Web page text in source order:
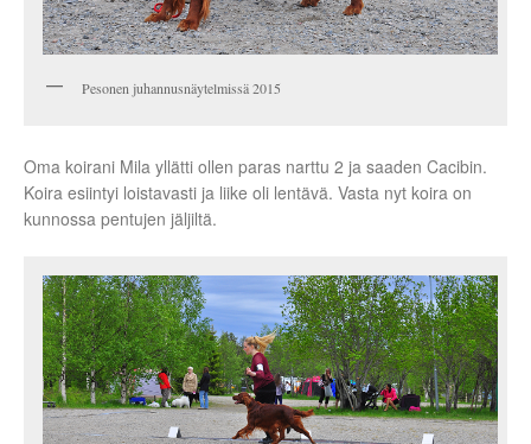
Pesonen juhannusnäytelmissä 2015
Oma koirani Mila yllätti ollen paras narttu 2 ja saaden Cacibin.
Koira esiintyi loistavasti ja liike oli lentävä. Vasta nyt koira on
kunnossa pentujen jäljiltä.